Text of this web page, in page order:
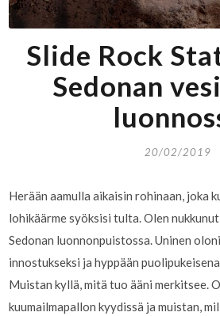
Slide Rock
Sedonan
20/02/2019
Herään aamulla aikaisin rohinaan, joka
lohikäärme syöksisi tulta. Olen
Sedonan luonnonpuistossa. Uninen
innostukseksi ja hyppään
Muistan kyllä, mitä tuo ääni merkitsee.
kuumailmapallon kyydissä ja muistan,